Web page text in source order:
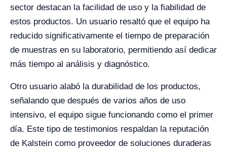
sector destacan la facilidad de uso y la fiabilidad de
estos productos. Un usuario resaltó que el equipo ha
reducido significativamente el tiempo de preparación
de muestras en su laboratorio, permitiendo así dedicar
más tiempo al análisis y diagnóstico.
Otro usuario alabó la durabilidad de los productos,
señalando que después de varios años de uso
intensivo, el equipo sigue funcionando como el primer
día. Este tipo de testimonios respaldan la reputación
de Kalstein como proveedor de soluciones duraderas